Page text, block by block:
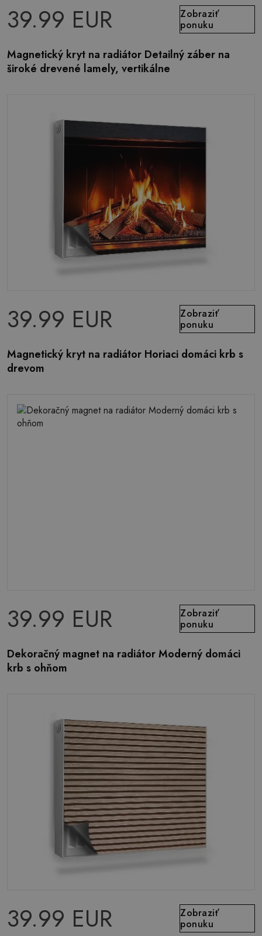
39.99 EUR
Zobraziť
ponuku
Magnetický kryt na radiátor Detailný záber na
široké drevené lamely, vertikálne
39.99 EUR
Zobraziť
ponuku
Magnetický kryt na radiátor Horiaci domáci krb s
drevom
39.99 EUR
Zobraziť
ponuku
Dekoračný magnet na radiátor Moderný domáci
krb s ohňom
39.99 EUR
Zobraziť
ponuku